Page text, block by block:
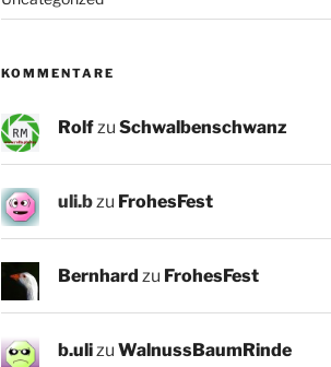
KOMMENTARE
Rolfzu Schwalbenschwanz
uli.bzu FrohesFest
Bernhard zu FrohesFest
b.ulizu WalnussBaumRinde